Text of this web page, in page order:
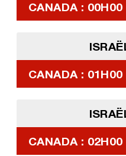
CANADA : 00H00
CANADA : 01H00
CANADA : 02H00